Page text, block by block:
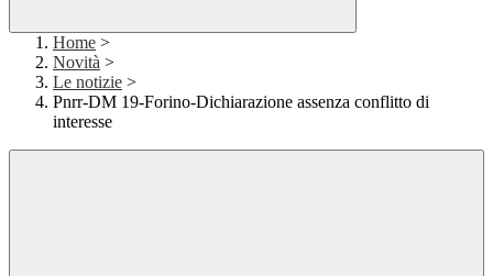
Home >
Novità >
Le notizie >
Pnrr-DM 19-Forino-Dichiarazione assenza conflitto di
interesse